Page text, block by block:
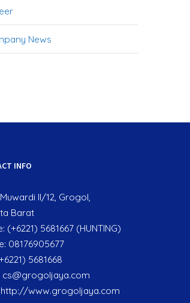
News
INFO
II/12, Grogol,
Barat
(+6221) 5681667 (HUNTING)
08176905677
5681668
cs@grogoljaya.com
http://www.grogoljaya.com